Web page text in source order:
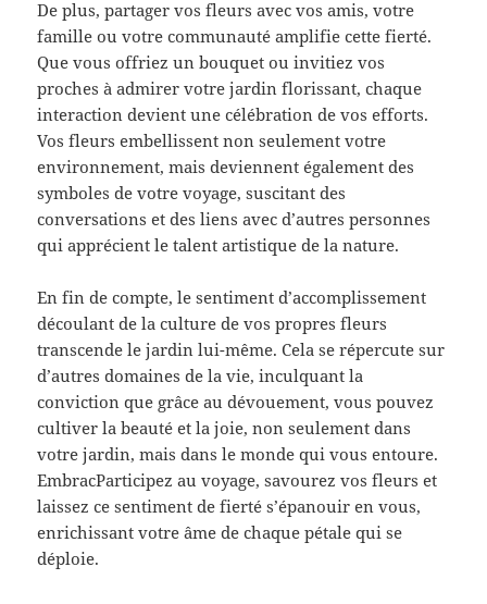
De plus, partager vos fleurs avec vos amis, votre
famille ou votre communauté amplifie cette fierté.
Que vous offriez un bouquet ou invitiez vos
proches à admirer votre jardin florissant, chaque
interaction devient une célébration de vos efforts.
Vos fleurs embellissent non seulement votre
environnement, mais deviennent également des
symboles de votre voyage, suscitant des
conversations et des liens avec d’autres personnes
qui apprécient le talent artistique de la nature.
En fin de compte, le sentiment d’accomplissement
découlant de la culture de vos propres fleurs
transcende le jardin lui-même. Cela se répercute sur
d’autres domaines de la vie, inculquant la
conviction que grâce au dévouement, vous pouvez
cultiver la beauté et la joie, non seulement dans
votre jardin, mais dans le monde qui vous entoure.
EmbracParticipez au voyage, savourez vos fleurs et
laissez ce sentiment de fierté s’épanouir en vous,
enrichissant votre âme de chaque pétale qui se
déploie.